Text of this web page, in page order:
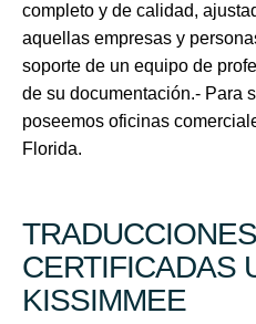
completo y de calidad,
aquellas empresas y
soporte de un equipo de
de su documentación.- Para
poseemos oficinas
Florida.
TRADUCCIONES
CERTIFICADAS
KISSIMMEE